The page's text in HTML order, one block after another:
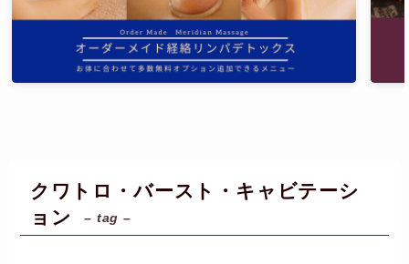
クワトロ・バースト・キャビテーシ
ョン
– tag –